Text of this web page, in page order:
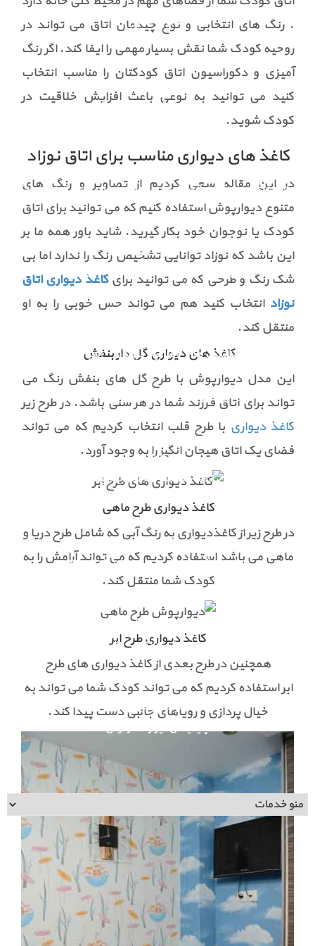
کاتالوگ آنلاین
پارکت لمینت
مربعی
رنگ تیره رنگ روشن
پروژه های انجام شده کاغذ دیواری پروژه های انجام شده لمینت
نمایندگی
پذیرش نمایندگی ورود نمایندگان
اخبار و مناسبت ها اطلاعیه فروش اسپانسرینگ
تابلوهای تبلیغاتی نمایشگاه ها و همایش ها
مقالات
پارکت لمینت کاغذ دیواری
درباره ما
درباره تیراژه هارمونی لوح ها و تندیس ها
تماس با ما
فرم استخدام عضویت در خبرنامه
دانلود اپلیکیشن
اپلیکیشن تیراژه هارمونی
. رنگ های انتخابی و نوع چیدمان اتاق می تواند در
روحیه کودک شما نقش بسیار مهمی را ایفا کند. اگر رنگ
آمیزی و دکوراسیون اتاق کودکتان را مناسب انتخاب
کنید می توانید به نوعی باعث افزایش خلاقیت در
کودک شوید.
کاغذ های دیواری مناسب برای اتاق نوزاد
در این مقاله سعی کردیم از تصاویر و رنگ های
متنوع دیوارپوش استفاده کنیم که می توانید برای اتاق
کودک یا نوجوان خود بکار گیرید. شاید باور همه ما بر
این باشد که نوزاد توانایی تشخیص رنگ را ندارد اما بی
شک رنگ و طرحی که می توانید برایکاغذ دیواری اتاق
نوزاد انتخاب کنید هم می تواند حس خوبی را به او
منتقل کند.
کاغذ های دیواری گل دار بنفش
این مدل دیوارپوش با طرح گل های بنفش رنگ می
تواند برای اتاق فرزند شما در هر سنی باشد. در طرح زیر
کاغذ دیواری با طرح قلب انتخاب کردیم که می تواند
فضای یک اتاق هیجان انگیز را به وجود آورد.
کاغذ دیواری طرح ماهی
در طرح زیر از کاغذدیواری به رنگ آبی که شامل طرح دریا و
ماهی می باشد استفاده کردیم که می تواند آرامش را به
کودک شما منتقل کند.
کاغذ دیواری طرح ابر
همچنین در طرح بعدی از کاغذ دیواری های طرح
ابر استفاده کردیم که می تواند کودک شما می تواند به
خیال پردازی و رویاهای جالبی دست پیدا کند.